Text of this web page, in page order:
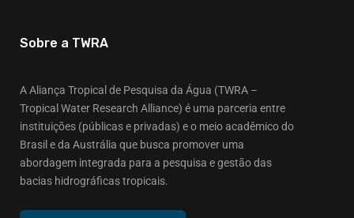
Sobre a TWRA
A Aliança Tropical de Pesquisa da Água (TWRA –
Tropical Water Research Alliance) é uma parceria entre
instituições (públicas e privadas) e o meio acadêmico do
Brasil e da Austrália que busca promover uma
abordagem integrada para a pesquisa e gestão das
bacias hidrográficas tropicais.